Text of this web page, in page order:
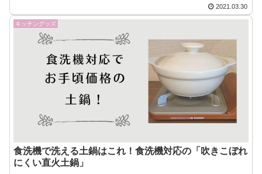
2021.03.30
キッチングッズ
食洗機で洗える土鍋はこれ！食洗機対応の「吹きこぼれ
にくい直火土鍋」